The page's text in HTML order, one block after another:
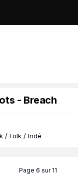
- Breach
/ Folk / Indé
Page 6 sur 11